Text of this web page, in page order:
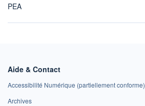
PEA
Aide & Contact
Accessibilité Numérique (partiellement conforme)
Archives